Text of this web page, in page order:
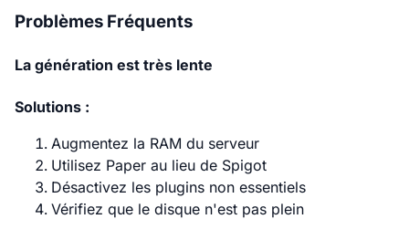
Problèmes Fréquents
La génération est très lente
Solutions :
Augmentez la RAM du serveur
Utilisez Paper au lieu de Spigot
Désactivez les plugins non essentiels
Vérifiez que le disque n'est pas plein